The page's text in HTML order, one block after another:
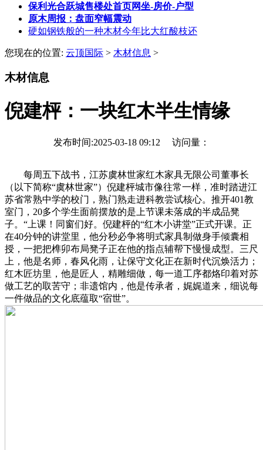
保利光合跃城售楼处首页网坐-房价-户型
原木周报：盘面窄幅震动
硬如钢铁般的一种木材今年比大红酸枝还
您现在的位置: 云顶国际 > 木材信息 >
木材信息
倪建枰：一块红木半生情缘
发布时间:2025-03-18 09:12 访问量：
每周五下战书，江苏虞林世家红木家具无限公司董事长
（以下简称“虞林世家”）倪建枰城市像往常一样，准时踏进江
苏省常熟中学的校门，熟门熟走进科教尝试核心。推开401教
室门，20多个学生面前摆放的是上节课未落成的半成品凳
子。“上课！同窗们好。倪建枰的“红木小讲堂”正式开课。正
在40分钟的讲堂里，他分秒必争将明式家具制做身手倾囊相
授，一把把榫卯布局凳子正在他的指点辅帮下慢慢成型。三尺
上，他是名师，春风化雨，让保守文化正在新时代沉焕活力；
红木匠坊里，他是匠人，精雕细做，每一道工序都烙印着对苏
做工艺的取苦守；非遗馆内，他是传承者，娓娓道来，细说每
一件做品的文化底蕴取“宿世”。